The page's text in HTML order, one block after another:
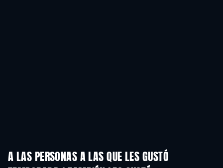
A LAS PERSONAS A LAS QUE LES GUSTÓ